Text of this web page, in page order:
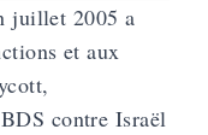
juillet 2005 a
et aux
contre Israël